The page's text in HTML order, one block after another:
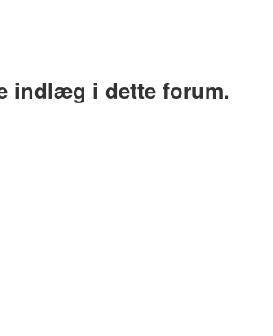
indlæg i dette forum.